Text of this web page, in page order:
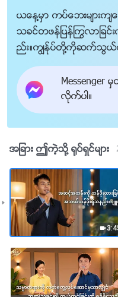
ယေန႔မွာ ကပ္ေဘးမ်ားက်
သခင္တဖန္ျပန္ႂကြလာျ
ည္း။ကြၽန္ုပ္တို႔ကိုဆက္သြယ္ပ
လိုက္ပါ။
အျခား ဤကဲ့သို႔ ႐ုပ္ရွင္မ်ား